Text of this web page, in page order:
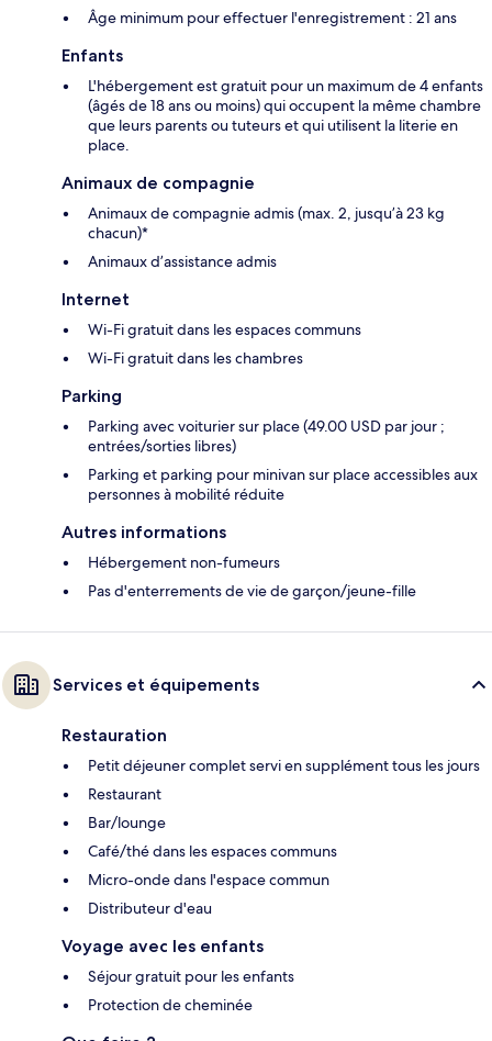
Âge minimum pour effectuer l'enregistrement : 21 ans
Enfants
L'hébergement est gratuit pour un maximum de 4 enfants
(âgés de 18 ans ou moins) qui occupent la même chambre
que leurs parents ou tuteurs et qui utilisent la literie en
place.
Animaux de compagnie
Animaux de compagnie admis (max. 2, jusqu’à 23 kg
chacun)*
Animaux d’assistance admis
Internet
Wi-Fi gratuit dans les espaces communs
Wi-Fi gratuit dans les chambres
Parking
Parking avec voiturier sur place (49.00 USD par jour ;
entrées/sorties libres)
Parking et parking pour minivan sur place accessibles aux
personnes à mobilité réduite
Autres informations
Hébergement non-fumeurs
Pas d'enterrements de vie de garçon/jeune-fille
Services et équipements
Restauration
Petit déjeuner complet servi en supplément tous les jours
Restaurant
Bar/lounge
Café/thé dans les espaces communs
Micro-onde dans l'espace commun
Distributeur d'eau
Voyage avec les enfants
Séjour gratuit pour les enfants
Protection de cheminée